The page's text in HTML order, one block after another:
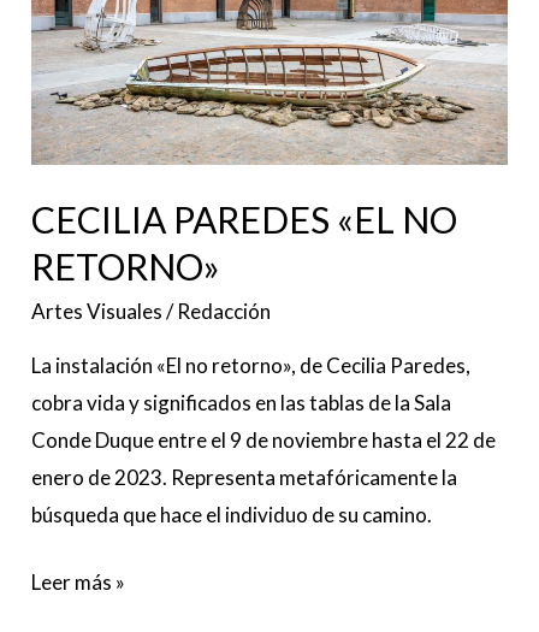
CECILIA PAREDES «EL NO
RETORNO»
Artes Visuales/Redacción
La instalación «El no retorno», de Cecilia Paredes,
cobra vida y significados en las tablas de la Sala
Conde Duque entre el 9 de noviembre hasta el 22 de
enero de 2023. Representa metafóricamente la
búsqueda que hace el individuo de su camino.
RETORNO»
Leer más »